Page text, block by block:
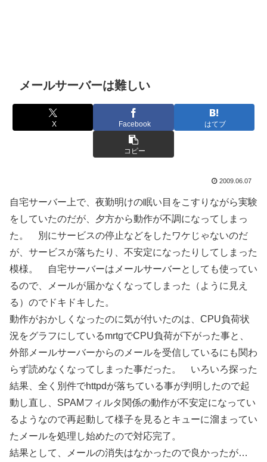
メールサーバーは難しい
X Facebook はてブ
コピー
2009.06.07
自宅サーバー上で、夜勤明けの眠い目をこすりながら実験
をしていたのだが、夕方から動作が不調になってしまっ
た。 別にサービスの停止などをしたワケじゃないのだ
が、サービスが落ちたり、不安定になったりしてしまった
模様。 自宅サーバーはメールサーバーとしても使ってい
るので、メールが届かなくなってしまった（ように見え
る）のでドキドキした。
動作がおかしくなったのに気が付いたのは、CPU負荷状
況をグラフにしているmrtgでCPU負荷が下がった事と、
外部メールサーバーからのメールを受信しているにも関わ
らず読めなくなってしまった事だった。 いろいろ探った
結果、全く別件でhttpdが落ちている事が判明したので起
動し直し、SPAMフィルタ関係の動作が不安定になってい
るようなので再起動して様子を見るとキューに溜まってい
たメールを処理し始めたので対応完了。
結果として、メールの消失はなかったので良かったが…